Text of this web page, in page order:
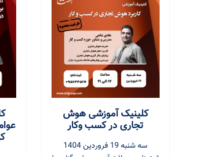
کلینیک آموزشی هوش
تجاری در کسب وکار
سه شنبه 19 فروردین 1404